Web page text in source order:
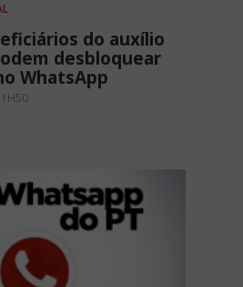
do auxílio
desbloquear
WhatsApp